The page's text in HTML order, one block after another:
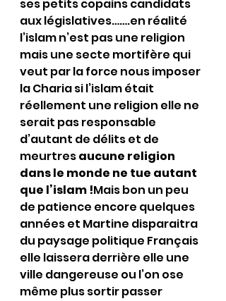
ses petits copains candidats
aux législatives…….en réalité
l’islam n’est pas une religion
mais une secte mortifère qui
veut par la force nous imposer
la Charia si l’islam était
réellement une religion elle ne
serait pas responsable
d’autant de délits et de
meurtres aucune religion
dans le monde ne tue autant
que l’islam !Mais bon un peu
de patience encore quelques
années et Martine disparaitra
du paysage politique Français
elle laissera derrière elle une
ville dangereuse ou l’on ose
même plus sortir passer